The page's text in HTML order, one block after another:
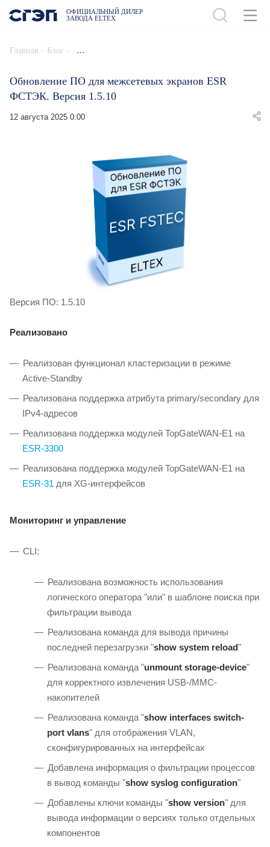
ОФИЦИАЛЬНЫЙ ДИЛЕР
ЗАВОДА ELTEX
Главная - Блог -
Обновление ПО для межсетевых экранов ESR
ФСТЭК. Версия 1.5.10
12 августа 2025 0:00
Версия ПО: 1.5.10
Реализовано
Реализован функционал кластеризации в режиме
Active-Standby
Реализована поддержка атрибута primary/secondary для
IPv4-адресов
Реализована поддержка модулей TopGateWAN-E1 на
ESR-3300
Реализована поддержка модулей TopGateWAN-E1 на
ESR-31 для XG-интерфейсов
Мониторинг и управление
CLI:
Реализована возможность использования
логического оператора "или" в шаблоне поиска при
фильтрации вывода
Реализована команда для вывода причины
последней перезагрузки "show system reload"
Реализована команда "unmount storage-device"
для корректного извлечения USB-/MMC-
накопителей
Реализована команда "show interfaces switch-
port vlans" для отображения VLAN,
сконфигурированных на интерфейсах
Добавлена информация о фильтрации процессов
в вывод команды "show syslog configuration"
Добавлены ключи команды "show version" для
вывода информации о версиях только отдельных
компонентов